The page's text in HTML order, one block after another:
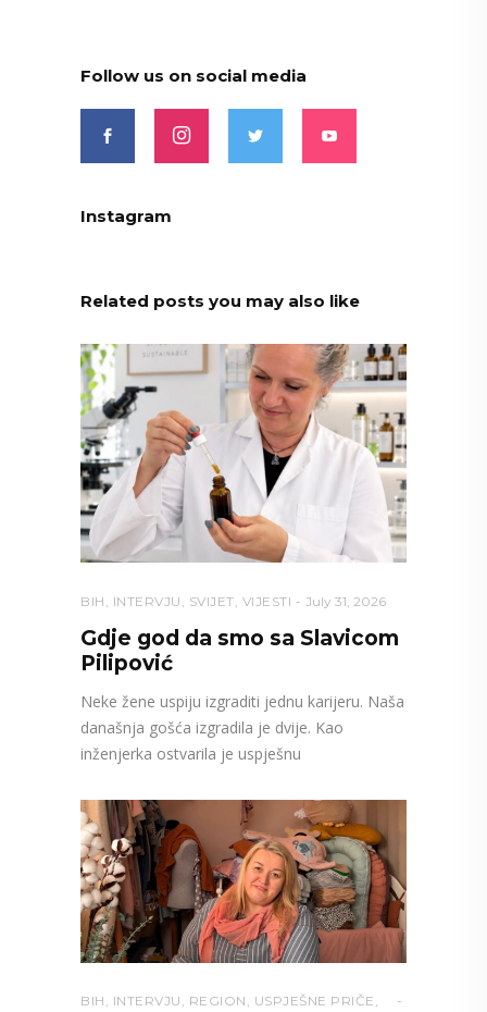
Follow us on social media
Instagram
Related posts you may also like
BIH , INTERVJU , SVIJET, VIJESTI July 31, 2026
Gdje god da smo sa Slavicom
Pilipović
Neke žene uspiju izgraditi jednu karijeru. Naša
današnja gošća izgradila je dvije. Kao
inženjerka ostvarila je uspješnu
BIH , INTERVJU , REGION , USPJEŠNE PRIČE ,